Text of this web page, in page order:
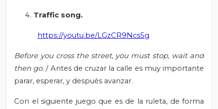
Traffic song.
https://youtu.be/LGzCR9Ncs5g
Before you cross the street, you must stop, wait and
then go./ Antes de cruzar la calle es muy importante
parar, esperar, y después avanzar.
Con el siguiente juego que es de la ruleta, de forma